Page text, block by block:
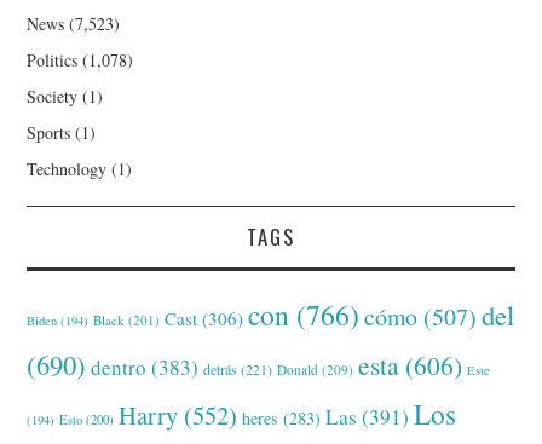
News (7,523)
Politics (1,078)
Society (1)
Sports (1)
Technology (1)
TAGS
Biden (194) Black (201) Cast (306) con (766) cómo (507) del
(690) dentro (383) detrás (221) Donald (209) esta (606) Este
(194) Esto (200) Harry (552) heres (283) Las (391) Los